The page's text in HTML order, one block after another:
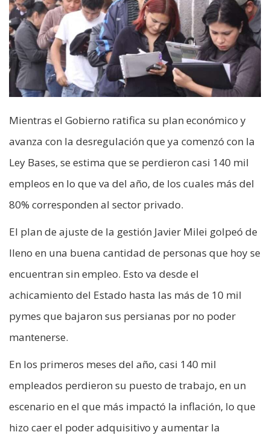
Mientras el Gobierno ratifica su plan económico y
avanza con la desregulación que ya comenzó con la
Ley Bases, se estima que se perdieron casi 140 mil
empleos en lo que va del año, de los cuales más del
80% corresponden al sector privado.
El plan de ajuste de la gestión Javier Milei golpeó de
lleno en una buena cantidad de personas que hoy se
encuentran sin empleo. Esto va desde el
achicamiento del Estado hasta las más de 10 mil
pymes que bajaron sus persianas por no poder
mantenerse.
En los primeros meses del año, casi 140 mil
empleados perdieron su puesto de trabajo, en un
escenario en el que más impactó la inflación, lo que
hizo caer el poder adquisitivo y aumentar la